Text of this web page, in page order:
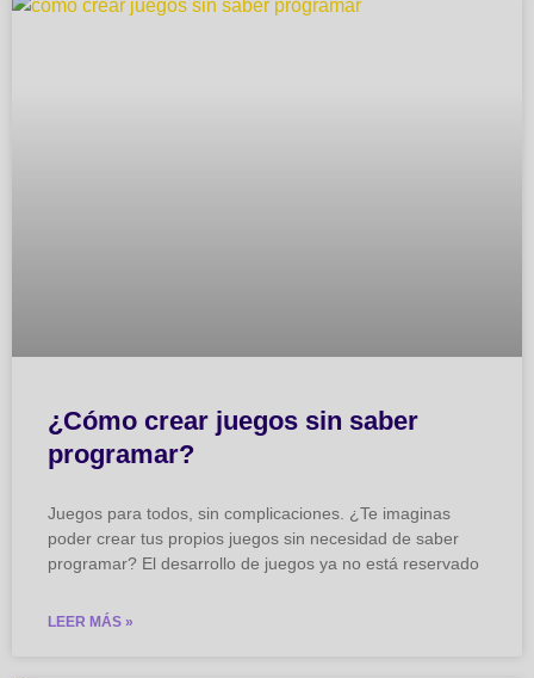
¿Cómo crear juegos sin saber
programar?
Juegos para todos, sin complicaciones. ¿Te imaginas
poder crear tus propios juegos sin necesidad de saber
programar? El desarrollo de juegos ya no está reservado
LEER MÁS »